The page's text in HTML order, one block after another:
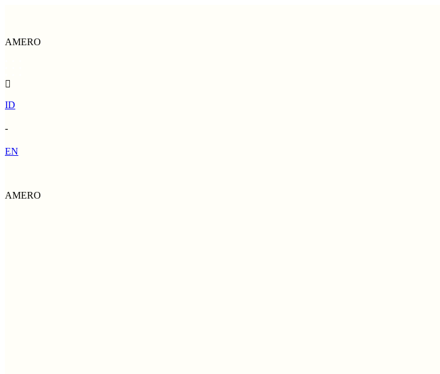
AMERO
ID
-
EN
AMERO